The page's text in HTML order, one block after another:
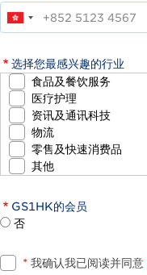
选择您最感兴趣的行业
食品及餐饮服务
医疗护理
资讯及通讯科技
物流
零售及快速消费品
其他
GS1HK的会员
否
* 我确认我已阅读并同意